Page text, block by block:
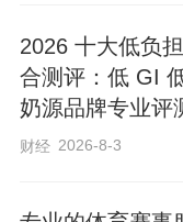
湖北小伙儿扎根郊
2026 十大低负
合测评：低 GI
奶源品牌专业评
财经 2026-8-3